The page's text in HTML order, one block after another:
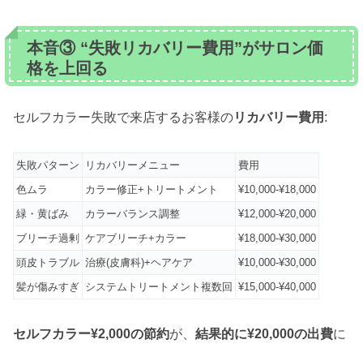
本音③ “失敗リカバリー費用”がサロン価
格を上回る
セルフカラー失敗で来店するお客様のリカバリー費用 :
失敗パターン リカバリーメニュー
費用
色ムラ
カラー修正+トリートメント
¥10,000-¥18,000
緑・黄ばみ
カラーバランス調整
¥12,000-¥20,000
ブリーチ過剰
ケアブリーチ+カラー
¥18,000-¥30,000
頭皮トラブル 治療(皮膚科)+ヘアケア
¥10,000-¥30,000
髪が傷みすぎ システムトリートメント複数回 ¥15,000-¥40,000
セルフカラー¥2,000の節約が、 結果的に¥20,000の出費に